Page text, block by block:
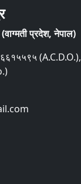
प्रदेश, नेपाल)
(A.C.D.O.),